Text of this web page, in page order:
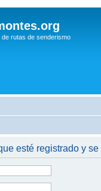
rutas de senderismo
esté registrado y